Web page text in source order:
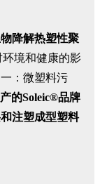
降解热塑性聚
环境和健康的影
：微塑料污
的Soleic®品牌
注塑成型塑料